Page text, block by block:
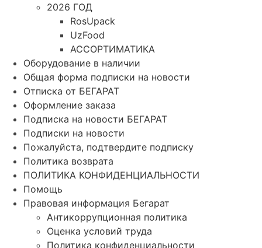
2026 ГОД
RosUpack
UzFood
АССОРТИМАТИКА
Оборудование в наличии
Общая форма подписки на новости
Отписка от БЕГАРАТ
Оформление заказа
Подписка на новости БЕГАРАТ
Подписки на новости
Пожалуйста, подтвердите подписку
Политика возврата
ПОЛИТИКА КОНФИДЕНЦИАЛЬНОСТИ
Помощь
Правовая информация Бегарат
Антикоррупционная политика
Оценка условий труда
Политика конфиденциальности